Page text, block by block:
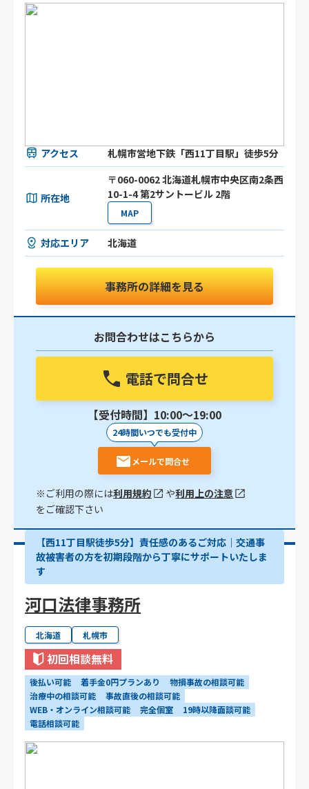
アクセス 札幌市営地下鉄「西11丁目駅」徒歩5分
所在地
〒060-0062 北海道札幌市中央区南2条西
10-1-4 第2サントービル 2階
MAP
対応エリア 北海道
事務所の詳細を見る
お問合わせはこちらから
電話で問合せ
【受付時間】10:00〜19:00
24時間いつでも受付中
メールで問合せ
※ご利用の際には利用規約 や利用上の注意
をご確認下さい
【西11丁目駅徒歩5分】責任感のあるご対応｜交通事
故被害者の方を初期段階から丁寧にサポートいたしま
す
河口法律事務所
北海道 札幌市
初回相談無料
後払い可能 着手金0円プランあり
物損事故の相談可能
治療中の相談可能
事故直後の相談可能
WEB・オンライン相談可能
完全個室
19時以降面談可能
電話相談可能